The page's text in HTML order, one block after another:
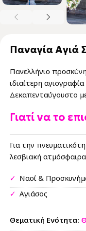
Παναγία Αγιά
Πανελλήνιο
ιδιαίτερη
Δεκαπενταύγουστο
Γιατί να το
Για την
λεσβιακή
✓ Ναοί &
✓ Αγιάσος
Θεματική Ενότητα: